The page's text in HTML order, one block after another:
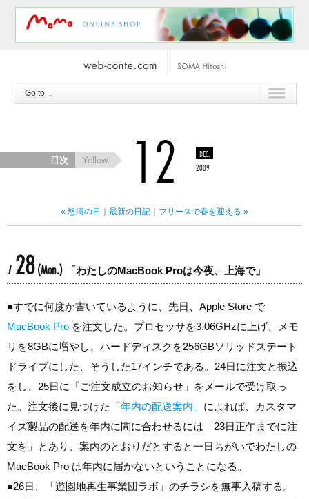
Go to...
12
DEC.
2009
Yellow
目次
« 怒濤の日 ｜ 最新の日記 ｜ フリースで春を迎える »
/ 28(Mon.) 「わたしのMacBook Proは今夜、上海で」
■すでに何度か書いているように、先日、Apple Store で
MacBook Pro を注文した。プロセッサを3.06GHzに上げ、メモ
リを8GBに増やし、ハードディスクを256GBソリッドステート
ドライブにした、そうした17インチである。24日に注文と振込
をし、25日に「ご注文成立のお知らせ」をメールで受け取っ
た。注文後に見つけた
「年内の配送案内」 によれば、カスタマ
イズ製品の配送を年内に間に合わせるには「23日正午までに注
文を」とあり、案内のとおりだとすると一日ちがいでわたしの
MacBook Pro は年内に届かないということになる。
■26日、「遊園地再生事業団ラボ」のチラシを無事入稿する。